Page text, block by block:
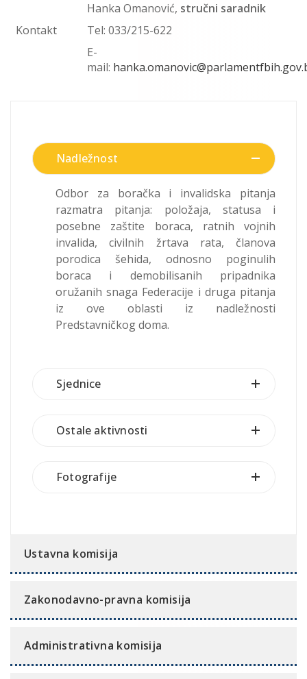
Kontakt
Hanka Omanović, stručni saradnik
Tel: 033/215-622
E-
mail:
Nadležnost
Odbor za boračka i invalidska pitanja
razmatra pitanja: položaja, statusa i
posebne zaštite boraca, ratnih vojnih
invalida, civilnih žrtava rata, članova
porodica šehida, odnosno poginulih
boraca i demobilisanih pripadnika
oružanih snaga Federacije i druga pitanja
iz ove oblasti iz nadležnosti
Predstavničkog doma.
Sjednice
Ostale aktivnosti
Fotografije
Ustavna komisija
Zakonodavno-pravna komisija
Administrativna komisija